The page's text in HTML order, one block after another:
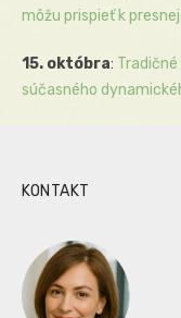
môžu prispieť k
15. októbra:
súčasného
KONTAKT